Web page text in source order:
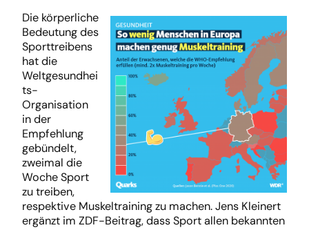
Die körperliche
Bedeutung des
Sporttreibens
hat die
Weltgesundhei
ts-
Organisation
in der
Empfehlung
gebündelt,
zweimal die
Woche Sport
zu treiben,
respektive Muskeltraining zu machen. Jens Kleinert
ergänzt im ZDF-Beitrag, dass Sport allen bekannten